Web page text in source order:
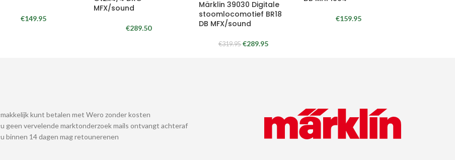
€149.95
MFX/sound
€289.50
Märklin 39030 Digitale
stoomlocomotief BR18
DB MFX/sound
€319.95 €289.95
€159.95
makkelijk kunt betalen met Wero zonder kosten
u geen vervelende marktonderzoek mails ontvangt achteraf
u binnen 14 dagen mag retounerenen